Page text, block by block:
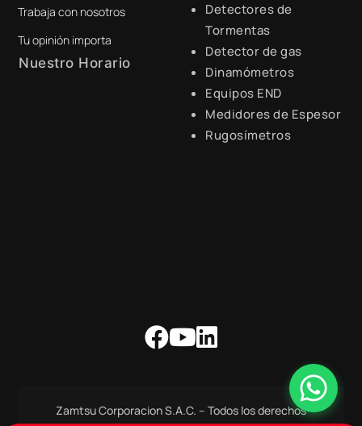
digital@zamtsu.com
Trabaja con nosotros
Tu opinión importa
Nuestro Horario
Detectores de
Tormentas
Detector de gas
Dinamómetros
Equipos END
Medidores de Espesor
Rugosímetros
Zamtsu Corporacion S.A.C. – Todos los derechos